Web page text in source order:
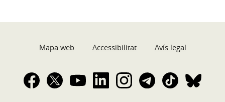
Mapa web Accessibilitat Avís legal